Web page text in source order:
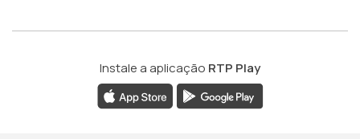
Instale a aplicação RTP Play